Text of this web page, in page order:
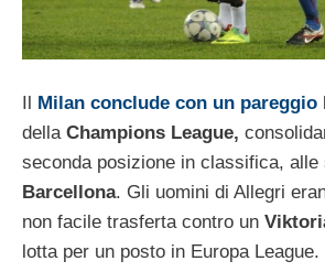
Il Milan conclude con un pareggio
della Champions League,
seconda posizione in classifica, alle
Barcellona. Gli uomini di Allegri
non facile trasferta contro un
lotta per un posto in Europa League.